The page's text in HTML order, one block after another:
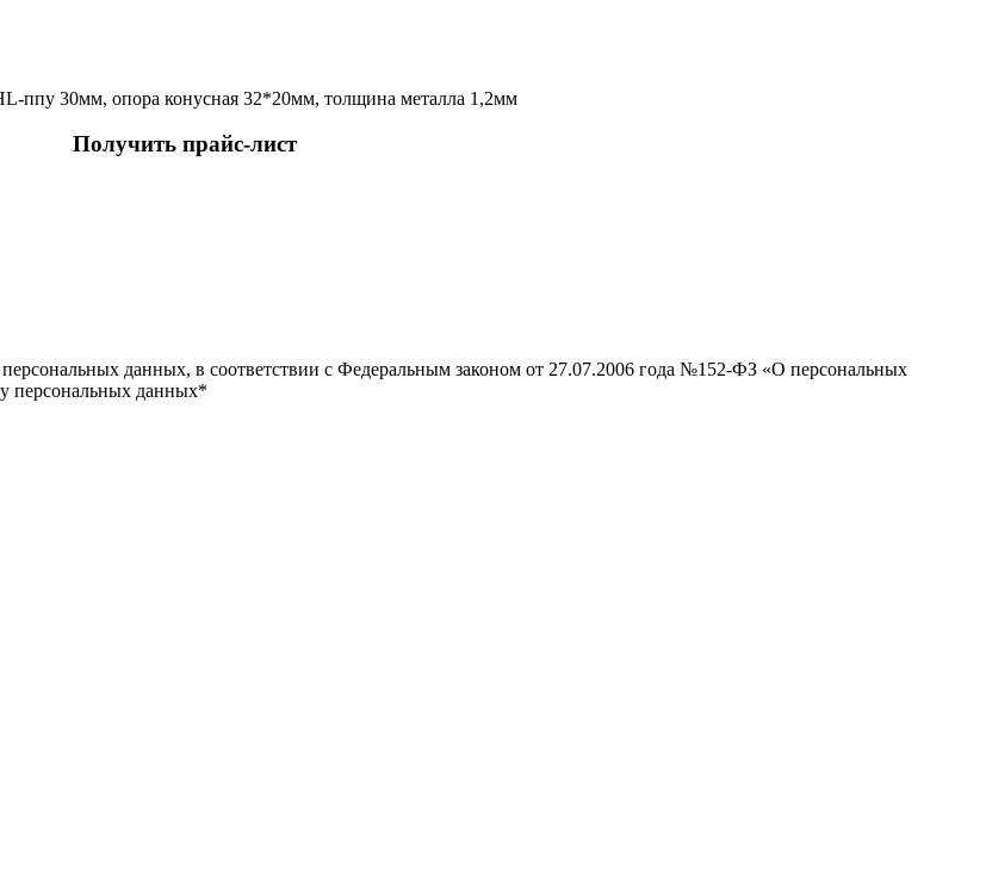
ппу 30мм, опора конусная 32*20мм, толщина металла 1,2мм
Получить прайс-лист
данных, в соответствии с Федеральным законом от 27.07.2006 года №152-ФЗ «О персональных
персональных данных*